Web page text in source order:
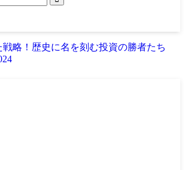
略！歴史に名を刻む投資の勝者たち